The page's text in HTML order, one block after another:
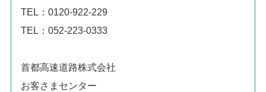
TEL：0120-922-229
TEL：052-223-0333
首都高速道路株式会社
お客さまセンター